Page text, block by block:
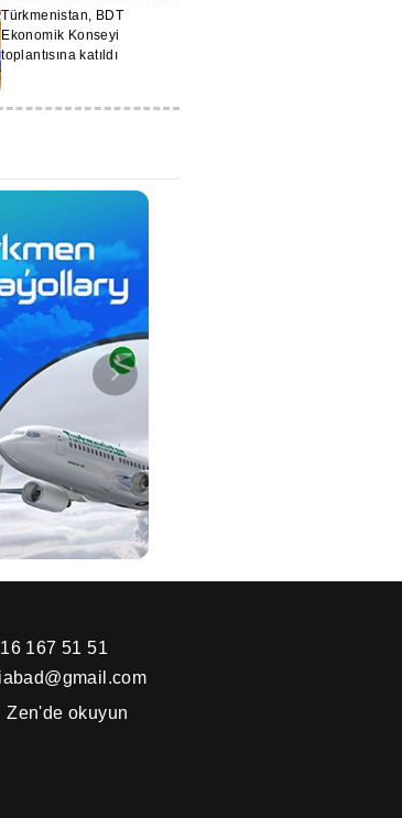
Türkmenistan, BDT
Ekonomik Konseyi
toplantısına katıldı
167 51 51
Zen'de okuyun